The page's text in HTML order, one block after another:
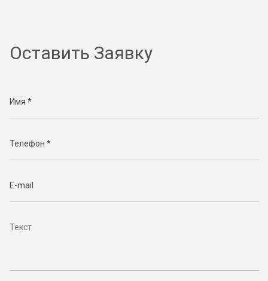
Оставить Заявку